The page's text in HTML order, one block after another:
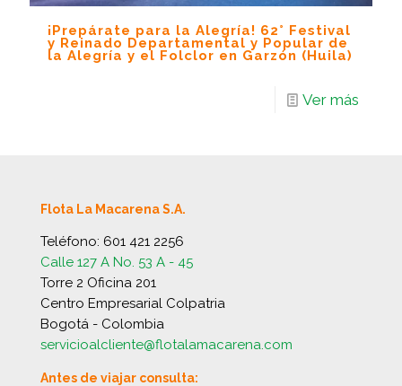
¡Prepárate para la Alegría! 62° Festival
y Reinado Departamental y Popular de
la Alegría y el Folclor en Garzón (Huila)
Ver más
Flota La Macarena S.A.
Teléfono: 601 421 2256
Calle 127 A No. 53 A - 45
Torre 2 Oficina 201
Centro Empresarial Colpatria
Bogotá - Colombia
servicioalcliente@flotalamacarena.com
Antes de viajar consulta: